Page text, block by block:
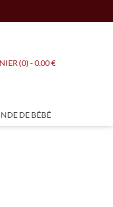
(0) - 0.00 €
DE BÉBÉ